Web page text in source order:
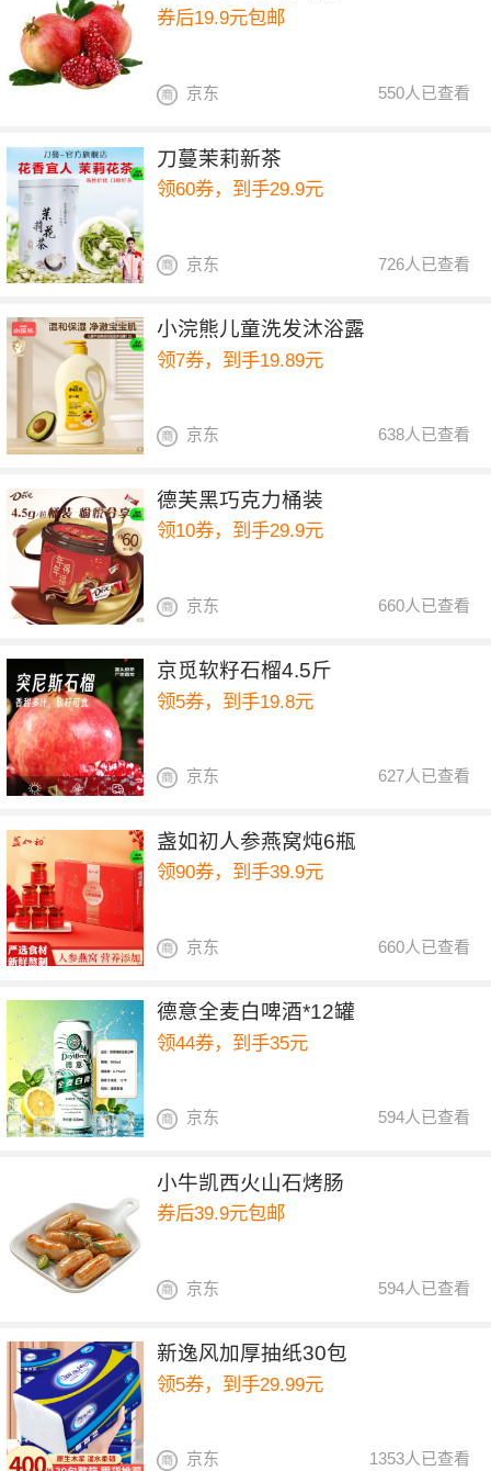
券后19.9元包邮
550人已查看
京东
刀蔓茉莉新茶
领60券，到手29.9元
726人已查看
京东
小浣熊儿童洗发沐浴露
领7券，到手19.89元
638人已查看
京东
德芙黑巧克力桶装
领10券，到手29.9元
660人已查看
京东
京觅软籽石榴4.5斤
领5券，到手19.8元
627人已查看
京东
盏如初人参燕窝炖6瓶
领90券，到手39.9元
660人已查看
京东
德意全麦白啤酒*12罐
领44券，到手35元
594人已查看
京东
小牛凯西火山石烤肠
券后39.9元包邮
594人已查看
京东
新逸风加厚抽纸30包
领5券，到手29.99元
1353人已查看
京东